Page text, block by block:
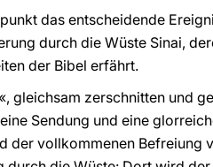
das entscheidende
durch die Wüste Sinai,
der Bibel erfährt.
gleichsam zerschnitten und
Sendung und eine
der vollkommenen Befreiung